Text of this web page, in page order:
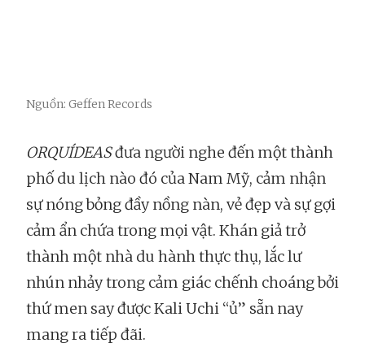
Nguồn: Geffen Records
ORQUÍDEASđưa người nghe đến một thành
phố du lịch nào đó của Nam Mỹ, cảm nhận
sự nóng bỏng đầy nồng nàn, vẻ đẹp và sự gợi
cảm ẩn chứa trong mọi vật. Khán giả trở
thành một nhà du hành thực thụ, lắc lư
nhún nhảy trong cảm giác chếnh choáng bởi
thứ men say được Kali Uchi “ủ” sẵn nay
mang ra tiếp đãi.